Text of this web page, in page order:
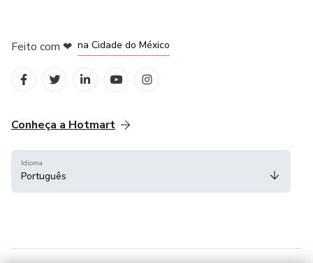
Feito com ❤ na Cidade do México
Conheça a Hotmart
Idioma
Português